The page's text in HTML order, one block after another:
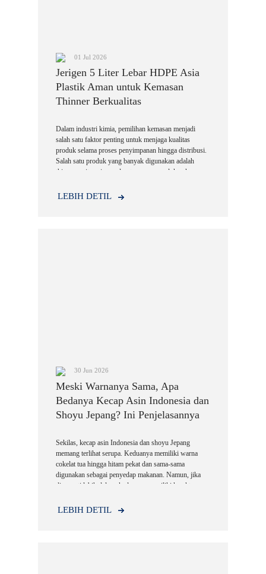
01 Jul 2026
Jerigen 5 Liter Lebar HDPE Asia
Plastik Aman untuk Kemasan
Thinner Berkualitas
Dalam industri kimia, pemilihan kemasan menjadi
salah satu faktor penting untuk menjaga kualitas
produk selama proses penyimpanan hingga distribusi.
Salah satu produk yang banyak digunakan adalah
thinner, yaitu cairan pelarut yang memerlukan kemasan
terhadap berbagai jenis bahan kimia.
LEBIH DETIL
30 Jun 2026
Meski Warnanya Sama, Apa
Bedanya Kecap Asin Indonesia dan
Shoyu Jepang? Ini Penjelasannya
Sekilas, kecap asin Indonesia dan shoyu Jepang
memang terlihat serupa. Keduanya memiliki warna
cokelat tua hingga hitam pekat dan sama-sama
digunakan sebagai penyedap makanan. Namun, jika
dicermati lebih dalam, keduanya memiliki karakter
pembuatan, cita rasa, hingga penggunaannya dalam
LEBIH DETIL